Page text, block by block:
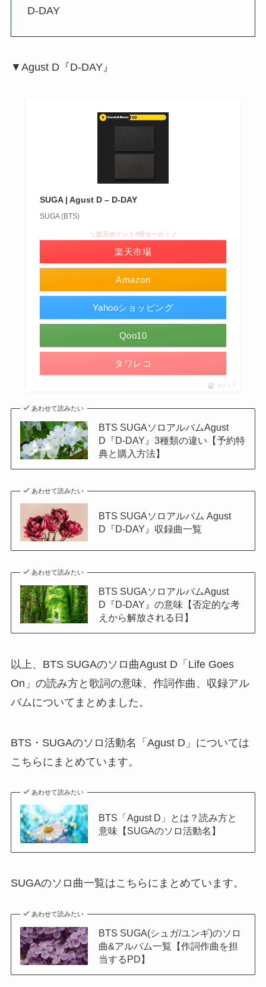
D-DAY
▼Agust D『D-DAY』
SUGA | Agust D – D-DAY
SUGA (BTS)
Amazon
＼楽天ポイント4倍セール！／
楽天市場
Yahooショッピング
Qoo10
タワレコ
ポチップ
あわせて読みたい
BTS SUGAソロアルバムAgust
D『D-DAY』3種類の違い【予約特
典と購入方法】
あわせて読みたい
BTS SUGAソロアルバム Agust
D『D-DAY』収録曲一覧
あわせて読みたい
BTS SUGAソロアルバムAgust
D『D-DAY』の意味【否定的な考
えから解放される日】
以上、BTS SUGAのソロ曲Agust D「Life Goes
On」の読み方と歌詞の意味、作詞作曲、収録アル
バムについてまとめました。
BTS・SUGAのソロ活動名「Agust D」については
こちらにまとめています。
あわせて読みたい
BTS「Agust D」とは？読み方と
意味【SUGAのソロ活動名】
SUGAのソロ曲一覧はこちらにまとめています。
あわせて読みたい
BTS SUGA(シュガ/ユンギ)のソロ
曲&アルバム一覧【作詞作曲を担
当するPD】